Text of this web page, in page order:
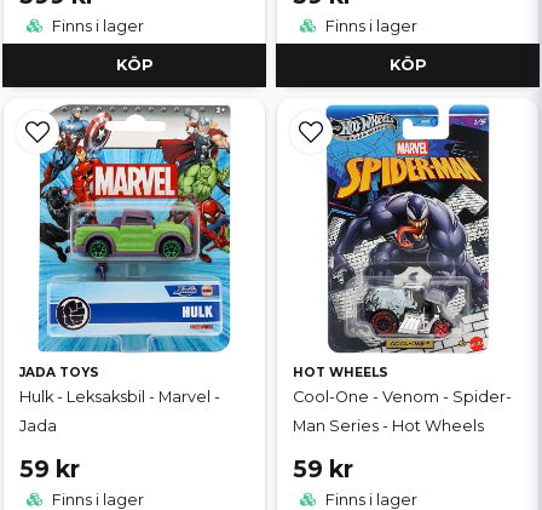
Finns i lager
KÖP
Finns i lager
KÖP
JADA TOYS
Hulk - Leksaksbil - Marvel -
Jada
59 kr
Finns i lager
HOT WHEELS
Cool-One - Venom - Spider-
Man Series - Hot Wheels
59 kr
Finns i lager